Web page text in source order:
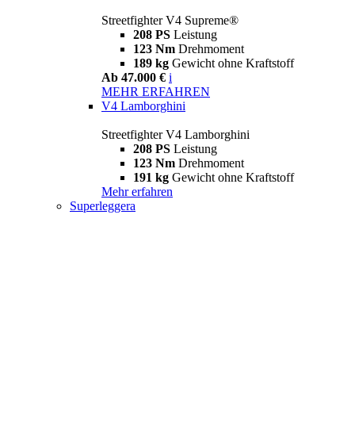
Streetfighter V4 Supreme®
208 PS Leistung
123 Nm Drehmoment
189 kg Gewicht ohne Kraftstoff
Ab 47.000 € i
MEHR ERFAHREN
V4 Lamborghini
Streetfighter V4 Lamborghini
208 PS Leistung
123 Nm Drehmoment
191 kg Gewicht ohne Kraftstoff
Mehr erfahren
Superleggera